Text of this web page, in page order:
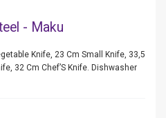
- Maku
Knife, 23 Cm Small Knife, 33,5
32 Cm Chef’S Knife. Dishwasher